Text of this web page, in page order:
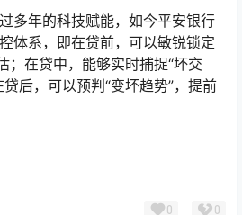
多年的科技赋能，如今平安银行
体系，即在贷前，可以敏锐锁定
；在贷中，能够实时捕捉“坏交
后，可以预判“变坏趋势”，提前
0 0